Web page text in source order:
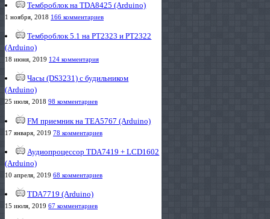
Темброблок на TDA8425 (Arduino)
1 ноября, 2018 166 комментариев
Темброблок 5.1 на PT2323 и PT2322
(Arduino)
18 июня, 2019 124 комментария
Часы (DS3231) с будильником
(Arduino)
25 июля, 2018 98 комментариев
FM приемник на TEA5767 (Arduino)
17 января, 2019 78 комментариев
Аудиопроцессор TDA7419 + LCD1602
(Arduino)
10 апреля, 2019 68 комментариев
TDA7719 (Arduino)
15 июля, 2019 67 комментариев